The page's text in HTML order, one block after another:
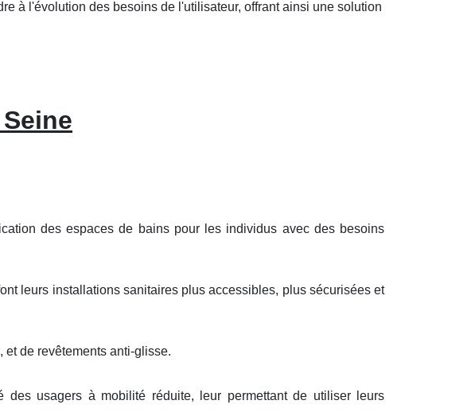
à l'évolution des besoins de l'utilisateur, offrant ainsi une solution
des espaces de bains pour les individus avec des besoins
leurs installations sanitaires plus accessibles, plus sécurisées et
de revêtements anti-glisse.
usagers à mobilité réduite, leur permettant de utiliser leurs